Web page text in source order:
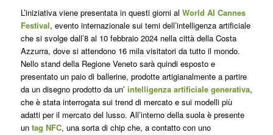
L’iniziativa viene presentata in questi giorni al World AI Cannes
Festival, evento internazionale sui temi dell’intelligenza artificiale
che si svolge dall’8 al 10 febbraio 2024 nella città della Costa
Azzurra, dove si attendono 16 mila visitatori da tutto il mondo.
Nello stand della Regione Veneto sarà quindi esposto e
presentato un paio di ballerine, prodotte artigianalmente a partire
da un disegno prodotto da un’ intelligenza artificiale generativa,
che è stata interrogata sui trend di mercato e sui modelli più
adatti per il mercato del lusso. All’interno della suola è presente
un tag NFC, una sorta di chip che, a contatto con uno